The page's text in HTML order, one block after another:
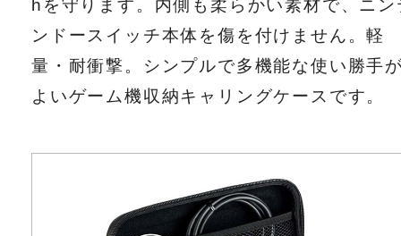
hを守ります。内側も柔らかい素材で、ニン
ンドースイッチ本体を傷を付けません。軽
量・耐衝撃。シンプルで多機能な使い勝手
よいゲーム機収納キャリングケースです。